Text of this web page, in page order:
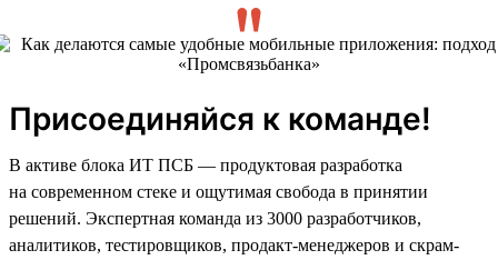
Присоединяйся к команде!
В активе блока ИТ ПСБ — продуктовая разработка
на современном стеке и ощутимая свобода в принятии
решений. Экспертная команда из 3000 разработчиков,
аналитиков, тестировщиков, продакт-менеджеров и скрам-